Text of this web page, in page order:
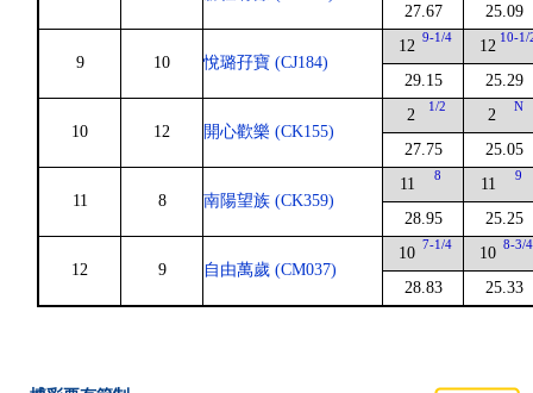
27.67 25.09
9 10 悅璐孖寶 (CJ184)
12 9-1/4
29.15
12 10-1/
25.29
10 12 開心歡樂 (CK155)
2 1/2
27.75
2 N
25.05
11 8 南陽望族 (CK359)
11 8
28.95
11 9
25.25
12 9 自由萬歲 (CM037)
10 7-1/4
28.83
10 8-3/4
25.33